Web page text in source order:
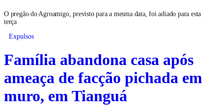
O pregão do Agroamigo, previsto para a mesma data, foi adiado para esta
terça
Expulsos
Família abandona casa após
ameaça de facção pichada em
muro, em Tianguá